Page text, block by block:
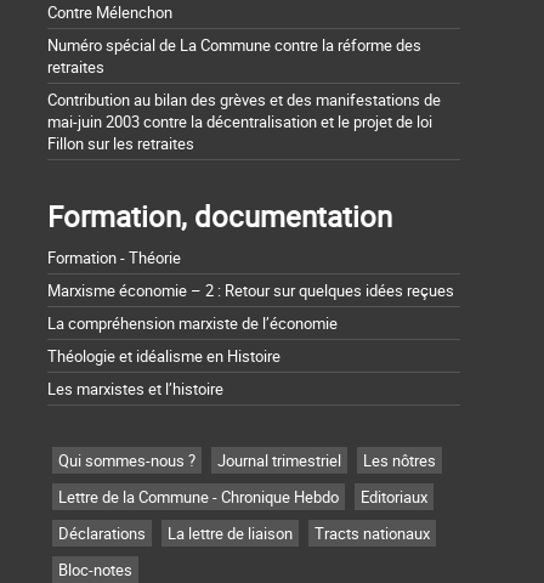
Contre Mélenchon
Numéro spécial de La Commune contre la réforme des
retraites
Contribution au bilan des grèves et des manifestations de
mai-juin 2003 contre la décentralisation et le projet de loi
Fillon sur les retraites
Formation, documentation
Formation - Théorie
Marxisme économie – 2 : Retour sur quelques idées reçues
La compréhension marxiste de l’économie
Théologie et idéalisme en Histoire
Les marxistes et l’histoire
Qui sommes-nous ? Journal trimestriel
Les nôtres
Lettre de la Commune - Chronique Hebdo
Editoriaux
Déclarations
La lettre de liaison
Tracts nationaux
Bloc-notes